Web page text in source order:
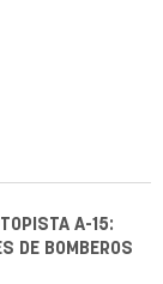
A-15:
DE BOMBEROS